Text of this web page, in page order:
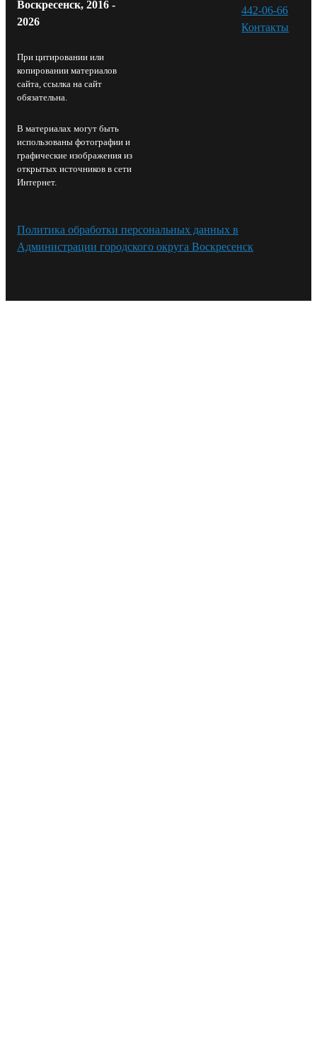
Воскресенск, 2016 -
2026
При цитировании или
копировании материалов
сайта, ссылка на сайт
обязательна.
В материалах могут быть
использованы фотографии и
графические изображения из
открытых источников в сети
Интернет.
442-06-66
Контакты⁠
Политика обработки персональных данных в
Администрации городского округа Воскресенск